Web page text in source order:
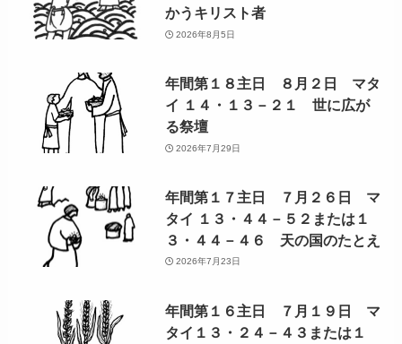
かうキリスト者
2026年8月5日
年間第１８主日 ８月２日 マタ
イ １４・１３－２１ 世に広が
る祭壇
2026年7月29日
年間第１７主日 ７月２６日 マ
タイ １３・４４－５２または１
３・４４－４６ 天の国のたとえ
2026年7月23日
年間第１６主日 ７月１９日 マ
タイ１３・２４－４３または１